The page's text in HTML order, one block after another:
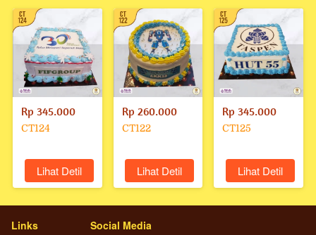
Rp 345.000
CT124
`Lihat Detil
Rp 260.000
CT122
`Lihat Detil
Rp 345.000
CT125
`Lihat Detil
Links Social Media